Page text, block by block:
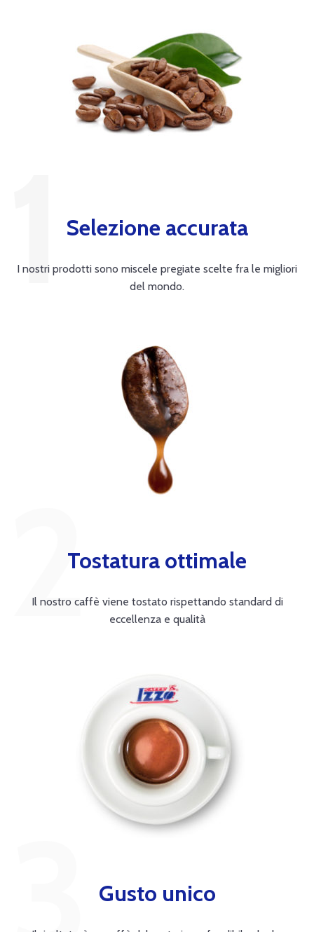
Selezione accurata
I nostri prodotti sono miscele pregiate scelte fra le migliori
del mondo.
Tostatura ottimale
Il nostro caffè viene tostato rispettando standard di
eccellenza e qualità
Gusto unico